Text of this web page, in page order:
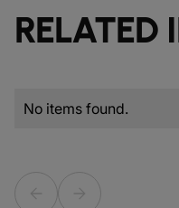
RELATED
No items found.